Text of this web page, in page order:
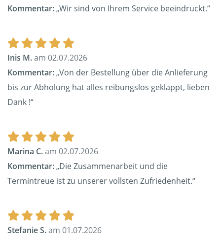
Kommentar:„Wir sind von Ihrem Service beeindruckt.“
Inis M.am 02.07.2026
Kommentar:„Von der Bestellung über die Anlieferung
bis zur Abholung hat alles reibungslos geklappt, lieben
Dank !“
Marina C.am 02.07.2026
Kommentar:„Die Zusammenarbeit und die
Termintreue ist zu unserer vollsten Zufriedenheit.“
Stefanie S.am 01.07.2026